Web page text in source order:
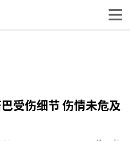
受伤细节 伤情未危及